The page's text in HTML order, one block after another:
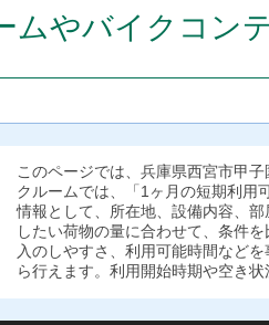
ムやバイクコン
このページでは、兵庫県西宮市甲
クルームでは、「1ヶ月の短期利用
情報として、所在地、設備内容、
したい荷物の量に合わせて、条件
入のしやすさ、利用可能時間など
ら行えます。利用開始時期や空き